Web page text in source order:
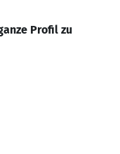
Profil zu